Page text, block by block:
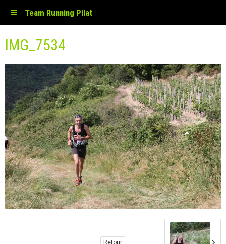
Team Running Pilat
IMG_7534